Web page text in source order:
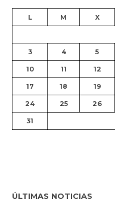
L M X
3 4 5
10 11 12
17 18 19
24 25 26
31
ÚLTIMAS NOTICIAS